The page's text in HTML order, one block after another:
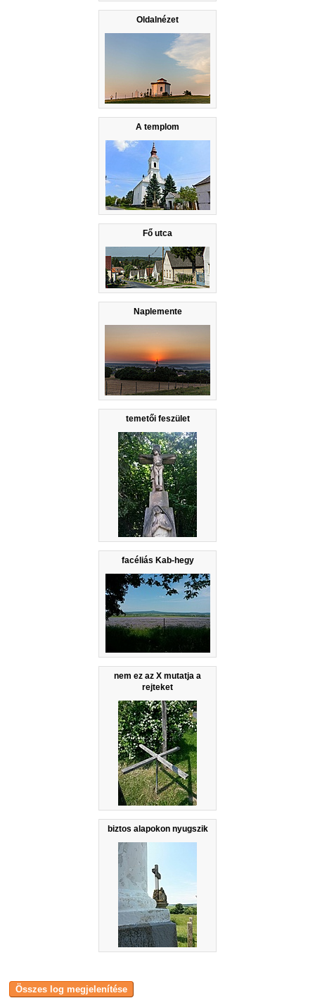
Oldalnézet
A templom
Fő utca
Naplemente
temetői feszület
facéliás Kab-hegy
nem ez az X mutatja a
rejteket
biztos alapokon nyugszik